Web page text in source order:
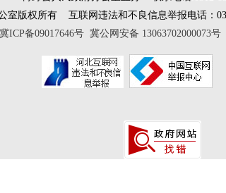
版权所有 互联网违法和不良信息举报电话：
冀ICP备09017646号 冀公网安备 13063702000073号